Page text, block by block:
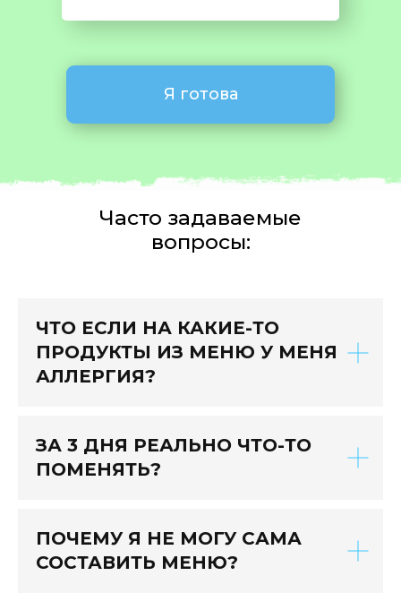
Я готова
Часто задаваемые
вопросы:
ЧТО ЕСЛИ НА КАКИЕ-ТО
ПРОДУКТЫ ИЗ МЕНЮ У МЕНЯ
АЛЛЕРГИЯ?
ЗА 3 ДНЯ РЕАЛЬНО ЧТО-ТО
ПОМЕНЯТЬ?
ПОЧЕМУ Я НЕ МОГУ САМА
СОСТАВИТЬ МЕНЮ?